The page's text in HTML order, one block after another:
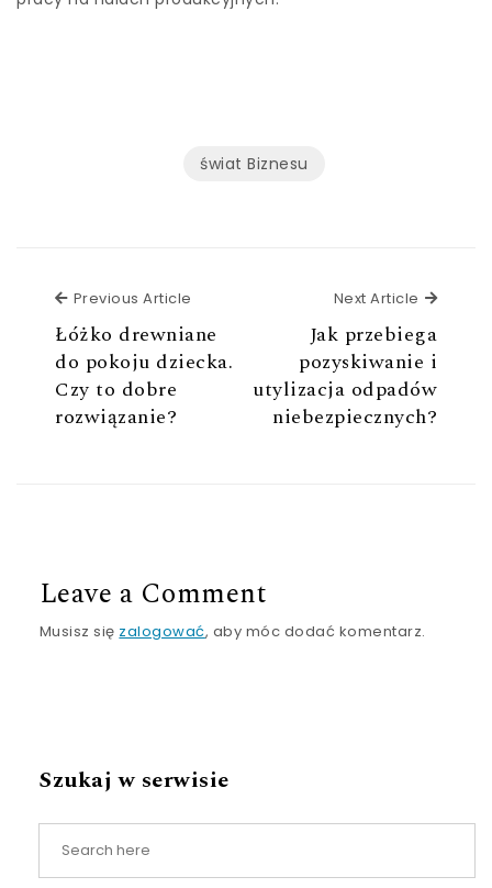
świat Biznesu
Previous Article
Łóżko drewniane
do pokoju dziecka.
Czy to dobre
rozwiązanie?
Next Article Next
Jak przebiega
pozyskiwanie i
utylizacja odpadów
niebezpiecznych?
Leave a Comment
Musisz się zalogować, aby móc dodać komentarz.
Szukaj w serwisie